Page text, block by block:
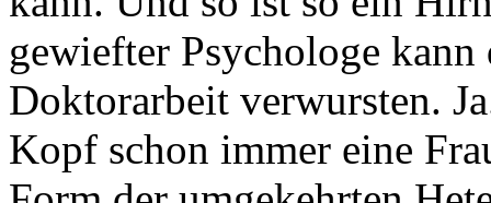
gewiefter Psychologe
Doktorarbeit verwursten.
Kopf schon immer eine